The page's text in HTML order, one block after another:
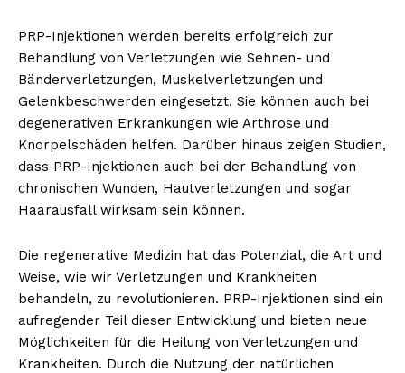
PRP-Injektionen werden bereits erfolgreich zur
Behandlung von Verletzungen wie Sehnen- und
Bänderverletzungen, Muskelverletzungen und
Gelenkbeschwerden eingesetzt. Sie können auch bei
degenerativen Erkrankungen wie Arthrose und
Knorpelschäden helfen. Darüber hinaus zeigen Studien,
dass PRP-Injektionen auch bei der Behandlung von
chronischen Wunden, Hautverletzungen und sogar
Haarausfall wirksam sein können.
Die regenerative Medizin hat das Potenzial, die Art und
Weise, wie wir Verletzungen und Krankheiten
behandeln, zu revolutionieren. PRP-Injektionen sind ein
aufregender Teil dieser Entwicklung und bieten neue
Möglichkeiten für die Heilung von Verletzungen und
Krankheiten. Durch die Nutzung der natürlichen